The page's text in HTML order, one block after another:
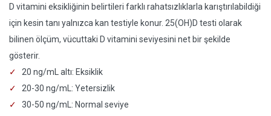
D vitamini eksikliğinin belirtileri farklı rahatsızlıklarla karıştırılabildiği
için kesin tanı yalnızca kan testiyle konur. 25(OH)D testi olarak
bilinen ölçüm, vücuttaki D vitamini seviyesini net bir şekilde
gösterir.
20 ng/mL altı: Eksiklik
20-30 ng/mL: Yetersizlik
30-50 ng/mL: Normal seviye